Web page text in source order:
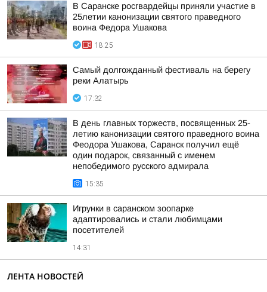
В Саранске росгвардейцы приняли участие в
25летии канонизации святого праведного
воина Федора Ушакова
18:25
Самый долгожданный фестиваль на берегу
реки Алатырь
17:32
В день главных торжеств, посвященных 25-
летию канонизации святого праведного воина
Феодора Ушакова, Саранск получил ещё
один подарок, связанный с именем
непобедимого русского адмирала
15:35
Игрунки в саранском зоопарке
адаптировались и стали любимцами
посетителей
14:31
ЛЕНТА НОВОСТЕЙ